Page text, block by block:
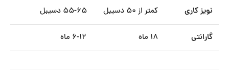
نویز کاری کمتر از ۵۰ دسیبل ۵۵-۶۵ دسیبل
گارانتی ۱۸ ماه ۶-۱۲ ماه